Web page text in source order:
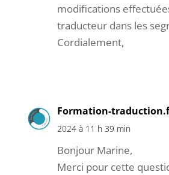
modifications
traducteur dans les
Cordialement,
Formation-
2024 à 11 h 39 min
Bonjour Marine,
Merci pour cette